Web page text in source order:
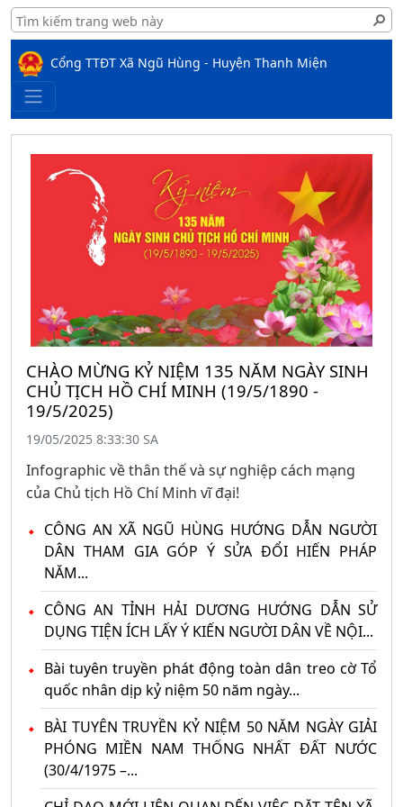
Cổng TTĐT Xã Ngũ Hùng - Huyện Thanh Miện
CHÀO MỪNG KỶ NIỆM 135 NĂM NGÀY SINH
CHỦ TỊCH HỒ CHÍ MINH (19/5/1890 -
19/5/2025)
19/05/2025 8:33:30 SA
Infographic về thân thế và sự nghiệp cách mạng
của Chủ tịch Hồ Chí Minh vĩ đại!
CÔNG AN XÃ NGŨ HÙNG HƯỚNG DẪN NGƯỜI
DÂN THAM GIA GÓP Ý SỬA ĐỔI HIẾN PHÁP
NĂM...
CÔNG AN TỈNH HẢI DƯƠNG HƯỚNG DẪN SỬ
DỤNG TIỆN ÍCH LẤY Ý KIẾN NGƯỜI DÂN VỀ NỘI...
Bài tuyên truyền phát động toàn dân treo cờ Tổ
quốc nhân dịp kỷ niệm 50 năm ngày...
BÀI TUYÊN TRUYỀN KỶ NIỆM 50 NĂM NGÀY GIẢI
PHÓNG MIỀN NAM THỐNG NHẤT ĐẤT NƯỚC
(30/4/1975 –...